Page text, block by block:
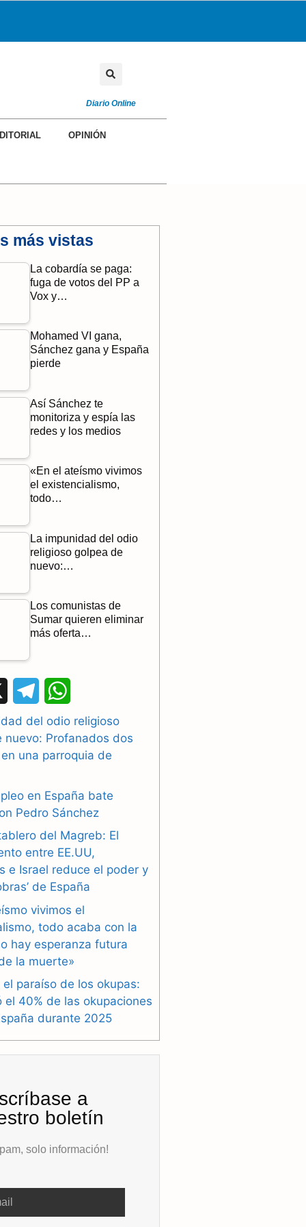
Diario Online
OPINIÓN
más vistas
La cobardía se paga:
fuga de votos del PP a
Vox y…
Mohamed VI gana,
Sánchez gana y España
pierde
Así Sánchez te
monitoriza y espía las
redes y los medios
«En el ateísmo vivimos
el existencialismo,
todo…
La impunidad del odio
religioso golpea de
nuevo:…
Los comunistas de
Sumar quieren eliminar
más oferta…
e
l
g
r
a
m
h
a
s
A
p
p
del odio religioso
nuevo: Profanados dos
una parroquia de
en España bate
Pedro Sánchez
del Magreb: El
entre EE.UU,
e Israel reduce el poder y
de España
vivimos el
todo acaba con la
hay esperanza futura
la muerte»
el paraíso de los okupas:
el 40% de las okupaciones
durante 2025
a
boletín
solo información!